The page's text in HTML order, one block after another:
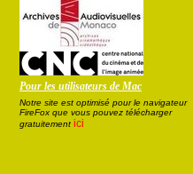
Pour les utilisateurs de Mac
Notre site est optimisé pour le navigateur
FireFox que vous pouvez télécharger
gratuitement ici